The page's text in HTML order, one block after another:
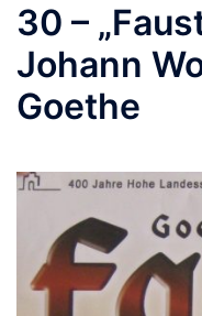
30 –
Johann
Goethe